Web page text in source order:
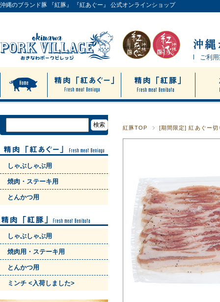
沖縄のブランド豚 『紅豚』 『紅あぐー』 公式オンラインショップ
ご利
紅豚TOP [期間限定] 紅あぐー
しゃぶしゃぶ用
焼肉・ステーキ用
とんかつ用
しゃぶしゃぶ用
焼肉用・ステーキ用
とんかつ用
ミンチ <入荷しました>